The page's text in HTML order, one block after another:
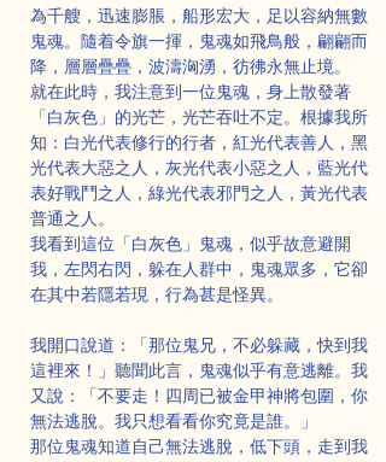
為千艘，迅速膨脹，船形宏大，足以容納無數
鬼魂。隨着令旗一揮，鬼魂如飛鳥般，翩翩而
降，層層疊疊，波濤洶湧，彷彿永無止境。
就在此時，我注意到一位鬼魂，身上散發著
「白灰色」的光芒，光芒吞吐不定。根據我所
知：白光代表修行的行者，紅光代表善人，黑
光代表大惡之人，灰光代表小惡之人，藍光代
表好戰鬥之人，綠光代表邪門之人，黃光代表
普通之人。
我看到這位「白灰色」鬼魂，似乎故意避開
我，左閃右閃，躲在人群中，鬼魂眾多，它卻
在其中若隱若現，行為甚是怪異。
我開口說道：「那位鬼兄，不必躲藏，快到我
這裡來！」聽聞此言，鬼魂似乎有意逃離。我
又說：「不要走！四周已被金甲神將包圍，你
無法逃脫。我只想看看你究竟是誰。」
那位鬼魂知道自己無法逃脫，低下頭，走到我